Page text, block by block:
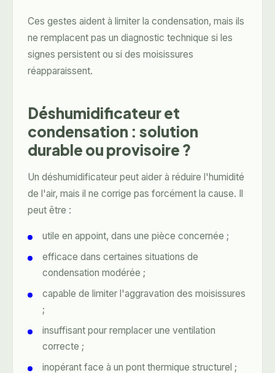
Ces gestes aident à limiter la condensation, mais ils
ne remplacent pas un diagnostic technique si les
signes persistent ou si des moisissures
réapparaissent.
Déshumidificateur et
condensation : solution
durable ou provisoire ?
Un déshumidificateur peut aider à réduire l'humidité
de l'air, mais il ne corrige pas forcément la cause. Il
peut être :
utile en appoint, dans une pièce concernée ;
efficace dans certaines situations de
condensation modérée ;
capable de limiter l'aggravation des moisissures
;
insuffisant pour remplacer une ventilation
correcte ;
inopérant face à un pont thermique structurel ;